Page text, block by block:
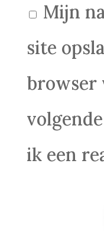
Mijn
site
browser
ik een